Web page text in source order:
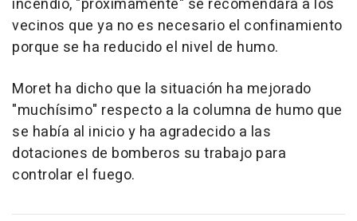
incendio, "próximamente" se recomendará a los
vecinos que ya no es necesario el confinamiento
porque se ha reducido el nivel de humo.
Moret ha dicho que la situación ha mejorado
"muchísimo" respecto a la columna de humo que
se había al inicio y ha agradecido a las
dotaciones de bomberos su trabajo para
controlar el fuego.